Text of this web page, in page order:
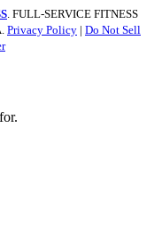
. FULL-SERVICE FITNESS
Privacy Policy | Do Not Sell